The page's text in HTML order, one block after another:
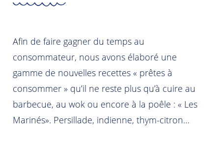
Afin de faire gagner du temps au
consommateur, nous avons élaboré une
gamme de nouvelles recettes « prêtes à
consommer » qu’il ne reste plus qu’à cuire au
barbecue, au wok ou encore à la poêle : « Les
Marinés». Persillade, indienne, thym-citron…